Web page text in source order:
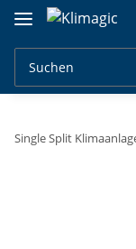
Single Split